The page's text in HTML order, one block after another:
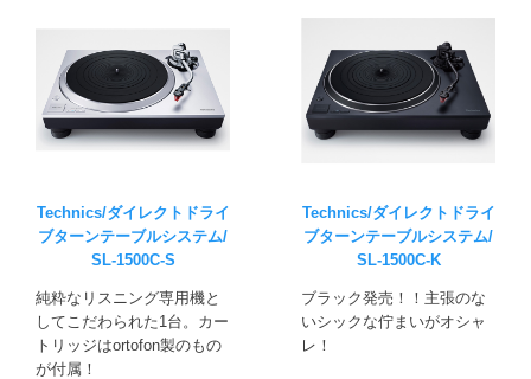
Technics/ダイレクトドライ
ブターンテーブルシステム/
SL-1500C-S
純粋なリスニング専用機と
してこだわられた1台。カー
トリッジはortofon製のもの
が付属！
Technics/ダイレクトドライ
ブターンテーブルシステム/
SL-1500C-K
ブラック発売！！主張のな
いシックな佇まいがオシャ
レ！